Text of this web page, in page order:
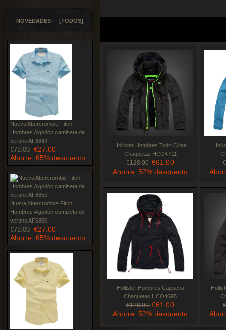
NOVEDADES - [TODOS]
Nueva Abercrombie Fitch
Hombres Algodón camiseta de
verano AF6849
€78.00 €27.00
Ahorre: 65% descuento
Nueva Abercrombie Fitch
Hombres Algodón camiseta de
verano AF6850
€78.00 €27.00
Ahorre: 65% descuento
Hollister Hombres Todo Clima
Chaquetas HCO4711
€128.00 €61.00
Ahorre: 52% descuento
Hollister Hombres Capucha
Chaquetas HCO4695
€128.00 €61.00
Ahorre: 52% descuento